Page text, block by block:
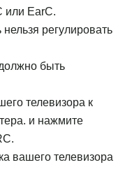
или EarC.
регулировать
быть
телевизора к
и нажмите
вашего телевизора